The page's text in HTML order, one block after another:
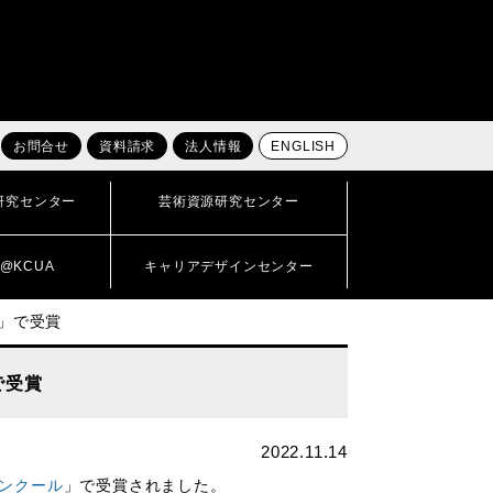
お問合せ 資料請求 法人情報 ENGLISH
究センター 芸術資源研究センター
キャリアデザインセンター
で受賞
受賞
2022.11.14
クール 」で受賞されました。